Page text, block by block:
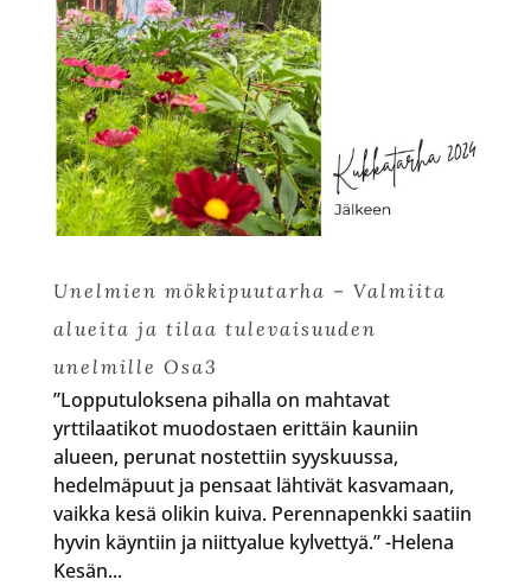
Unelmien mökkipuutarha – Valmiita
alueita ja tilaa tulevaisuuden
unelmille Osa3
”Lopputuloksena pihalla on mahtavat
yrttilaatikot muodostaen erittäin kauniin
alueen, perunat nostettiin syyskuussa,
hedelmäpuut ja pensaat lähtivät kasvamaan,
vaikka kesä olikin kuiva. Perennapenkki saatiin
hyvin käyntiin ja niittyalue kylvettyä.” -Helena
Kesän...